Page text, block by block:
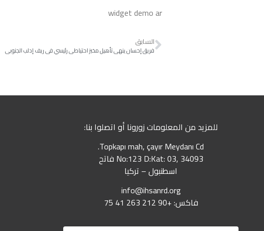
widget demo ar
السابق
فريق إحسان ينهي تأهيل مخبز احتياطي رئيسي في ريف إدلب الجنوبي
للمزيد من المعلومات زورونا أو اتصلوا بنا:
Topkapı mah, çayır Meydanı Cd.
No:123 D:Kat: 03, 34093 فاتح
اسطنبول – تركيا
info@ihsanrd.org
فاكس: +90 212 263 41 75